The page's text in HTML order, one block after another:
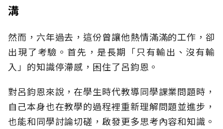
溝
然而，六年過去，這份曾讓他熱情滿滿的工作，卻
出現了考驗。首先，是長期「只有輸出、沒有輸
入」的知識停滯感，困住了呂鈞恩。
對呂鈞恩來說，在學生時代教導同學課業問題時，
自己本身也在教學的過程裡重新理解問題並進步，
也能和同學討論切磋，啟發更多思考內容和知識。